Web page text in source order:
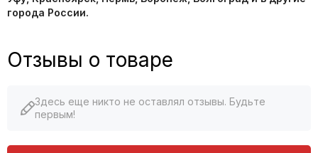
города России.
Отзывы о товаре
Здесь еще никто не оставлял отзывы. Будьте
первым!